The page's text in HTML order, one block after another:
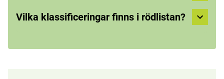
Vilka klassificeringar finns i rödlistan?